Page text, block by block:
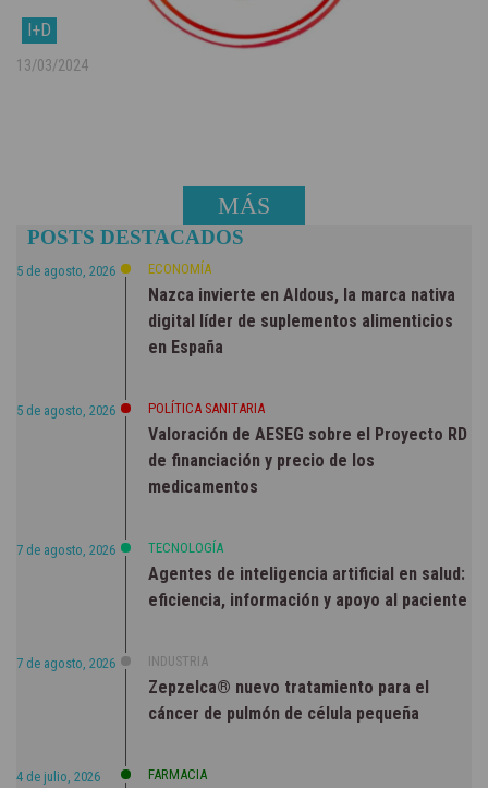
I+D
13/03/2024
MÁS
NOTICIAS
POSTS DESTACADOS
5 de agosto, 2026 ECONOMÍA
Nazca invierte en Aldous, la marca nativa
digital líder de suplementos alimenticios
en España
5 de agosto, 2026 POLÍTICA SANITARIA
Valoración de AESEG sobre el Proyecto RD
de financiación y precio de los
medicamentos
7 de agosto, 2026 TECNOLOGÍA
Agentes de inteligencia artificial en salud:
eficiencia, información y apoyo al paciente
7 de agosto, 2026 INDUSTRIA
Zepzelca® nuevo tratamiento para el
cáncer de pulmón de célula pequeña
4 de julio, 2026 FARMACIA